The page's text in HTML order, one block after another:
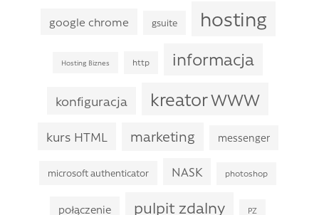
google chrome gsuite hosting
Hosting Biznes http informacja
konfiguracja kreator WWW
kurs HTML marketing messenger
microsoft authenticator NASK photoshop
połączenie pulpit zdalny PZ